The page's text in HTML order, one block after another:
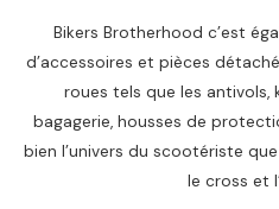
Bikers Brotherhood c’est
d’accessoires et pièces
roues tels que les
bagagerie, housses de
bien l’univers du scootériste
le cross et